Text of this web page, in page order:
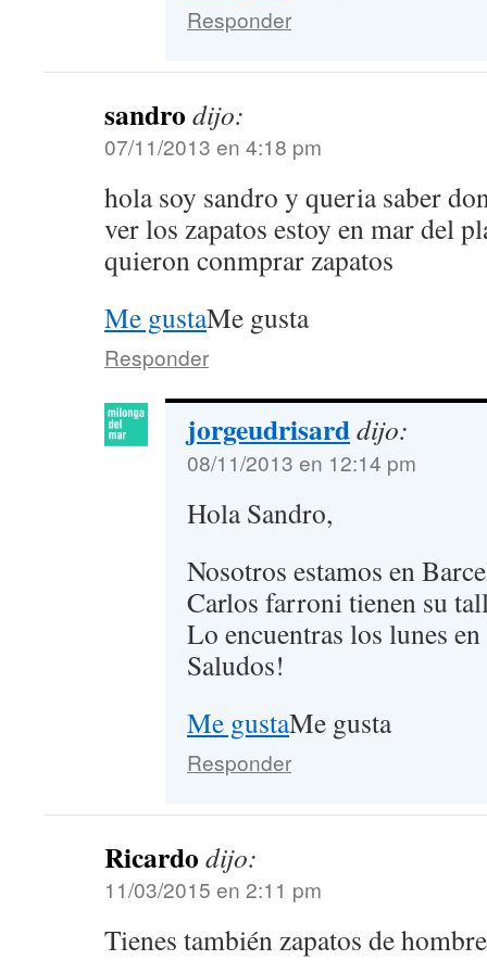
Responder
sandro dijo:
07/11/2013 en 4:18 pm
hola soy sandro y queria saber
ver los zapatos estoy en mar del
quieron conmprar zapatos
Me gustaMe gusta
Responder
jorgeudrisarddijo:
08/11/2013 en 12:14 pm
Hola Sandro,
Nosotros estamos en
Carlos farroni tienen su
Lo encuentras los lunes
Saludos!
Me gustaMe gusta
Responder
Ricardo dijo:
11/03/2015 en 2:11 pm
Tienes también zapatos de